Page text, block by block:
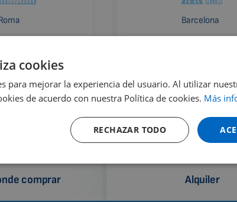
Barcelona
comprar Alquiler
cookies
para mejorar la experiencia del usuario. Al utilizar
de acuerdo con nuestra Política de cookies. Más
RECHAZAR TODO